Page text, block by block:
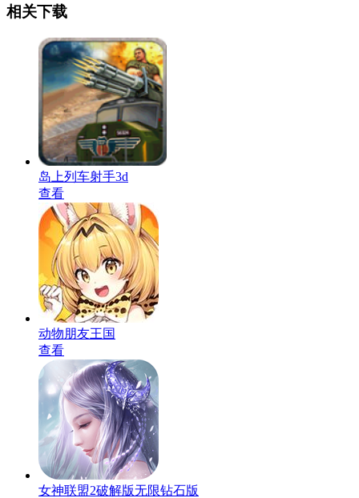
相关下载
岛上列车射手3d
查看
动物朋友王国
查看
女神联盟2破解版无限钻石版